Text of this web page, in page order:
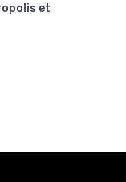
et